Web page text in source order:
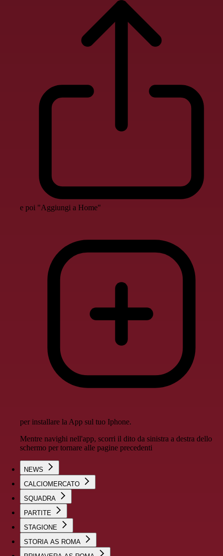
e poi "Aggiungi a Home"
per installare la App sul tuo Iphone.
Mentre navighi nell'app, scorri il dito da sinistra a destra dello
schermo per tornare alle pagine precedenti
NEWS
CALCIOMERCATO
SQUADRA
PARTITE
STAGIONE
STORIA AS ROMA